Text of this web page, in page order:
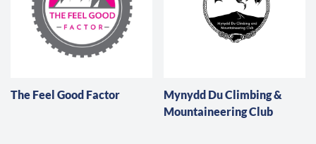
The Feel Good Factor
Mynydd Du Climbing &
Mountaineering Club